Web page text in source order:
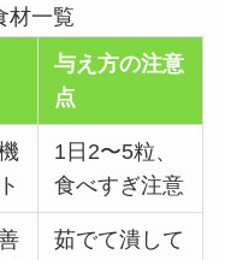
材一覧
与え方の注意
点
1日2〜5粒、
食べすぎ注意
茹でて潰して